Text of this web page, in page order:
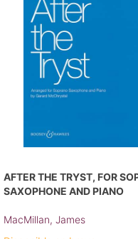
AFTER THE TRYST, FOR
SAXOPHONE AND PIANO
MacMillan, James